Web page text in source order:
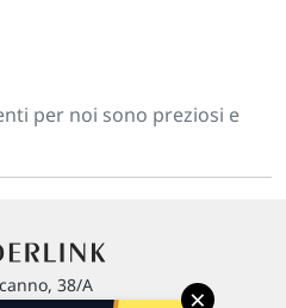
per noi sono preziosi e
38/A
×